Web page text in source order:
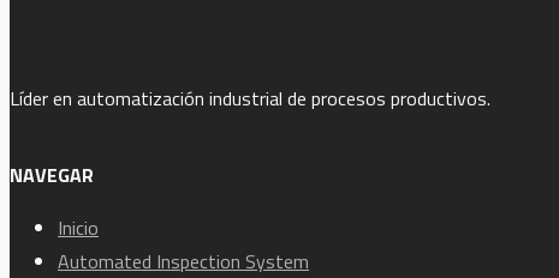
Líder en automatización industrial de procesos productivos.
NAVEGAR
Inicio
Automated Inspection System